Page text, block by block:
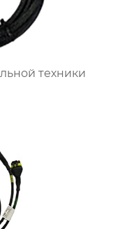
техники